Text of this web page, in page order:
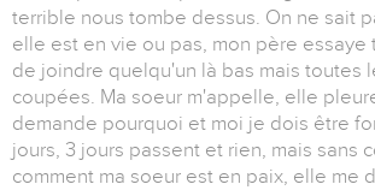
terrible nous tombe dessus. On ne sait
elle est en vie ou pas, mon père essaye
de joindre quelqu'un là bas mais toutes
coupées. Ma soeur m'appelle, elle
demande pourquoi et moi je dois être
jours, 3 jours passent et rien, mais sans
comment ma soeur est en paix, elle me